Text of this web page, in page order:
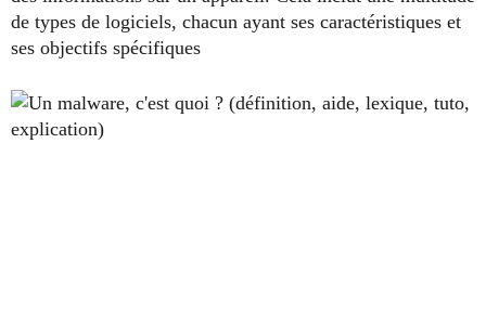
de types de logiciels, chacun ayant ses caractéristiques et
ses objectifs spécifiques